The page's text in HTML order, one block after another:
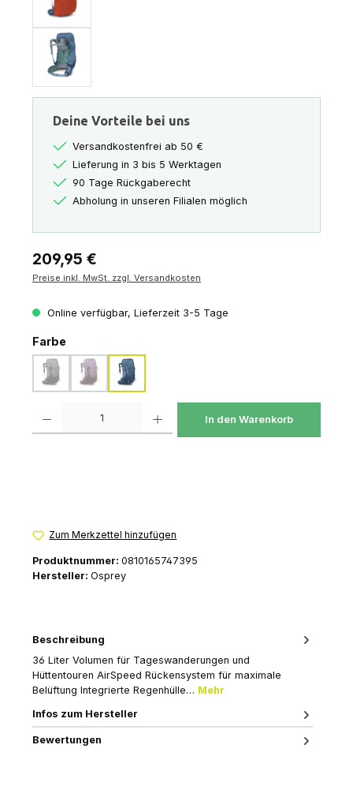
Deine Vorteile bei uns
Versandkostenfrei ab 50 €
Lieferung in 3 bis 5 Werktagen
90 Tage Rückgaberecht
Abholung in unseren Filialen möglich
Regulärer Preis:
209,95 €
Preise inkl. MwSt. zzgl. Versandkosten
Online verfügbar, Lieferzeit 3-5 Tage
Farbeauswählen
medium gray
(Diese Option ist zurzeit nicht verfügbar.)
purple dusk
(Diese Option ist zurzeit nicht verfügbar.)
sevres blue
In den Warenkorb
Zum Merkzettel hinzufügen
Produktnummer: 0810165747395
Hersteller: Osprey
Beschreibung
36 Liter Volumen für Tageswanderungen und
Hüttentouren AirSpeed Rückensystem für maximale
Belüftung Integrierte Regenhülle… Mehr
Infos zum Hersteller
Bewertungen